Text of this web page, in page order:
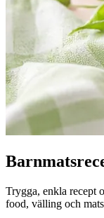
Trygga, enkla recept
food, välling och